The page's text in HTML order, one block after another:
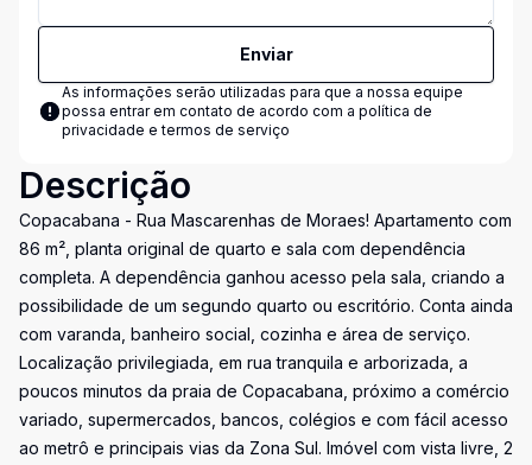
Enviar
As informações serão utilizadas para que a nossa equipe
possa entrar em contato de acordo com a política de
privacidade e termos de serviço
Descrição
Copacabana - Rua Mascarenhas de Moraes! Apartamento com
86 m², planta original de quarto e sala com dependência
completa. A dependência ganhou acesso pela sala, criando a
possibilidade de um segundo quarto ou escritório. Conta ainda
com varanda, banheiro social, cozinha e área de serviço.
Localização privilegiada, em rua tranquila e arborizada, a
poucos minutos da praia de Copacabana, próximo a comércio
variado, supermercados, bancos, colégios e com fácil acesso
ao metrô e principais vias da Zona Sul. Imóvel com vista livre, 2